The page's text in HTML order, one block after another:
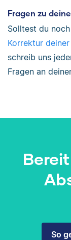
Fragen zu
Solltest du
Korrektur
schreib uns
Fragen an
So